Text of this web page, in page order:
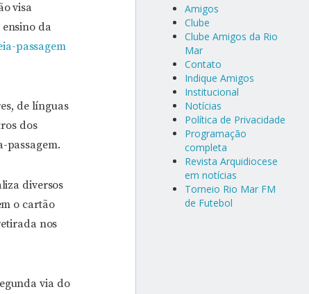
visa
da
passagem
de línguas
dos
passagem.
diversos
o cartão
nos
via do
Amigos
Clube
Clube Amigos da Rio
Mar
Contato
Indique Amigos
Institucional
Notícias
Política de Privacidade
Programação
completa
Revista Arquidiocese
em notícias
Torneio Rio Mar FM
de Futebol